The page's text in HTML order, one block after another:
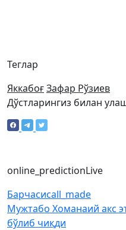
Теглар
ЯккабоғЗафар Рўзиев
Дўстларингиз билан
online_predictionLive
Барчасиcall_made
Мужтабо Хоманаий акс
бўлиб чиқди